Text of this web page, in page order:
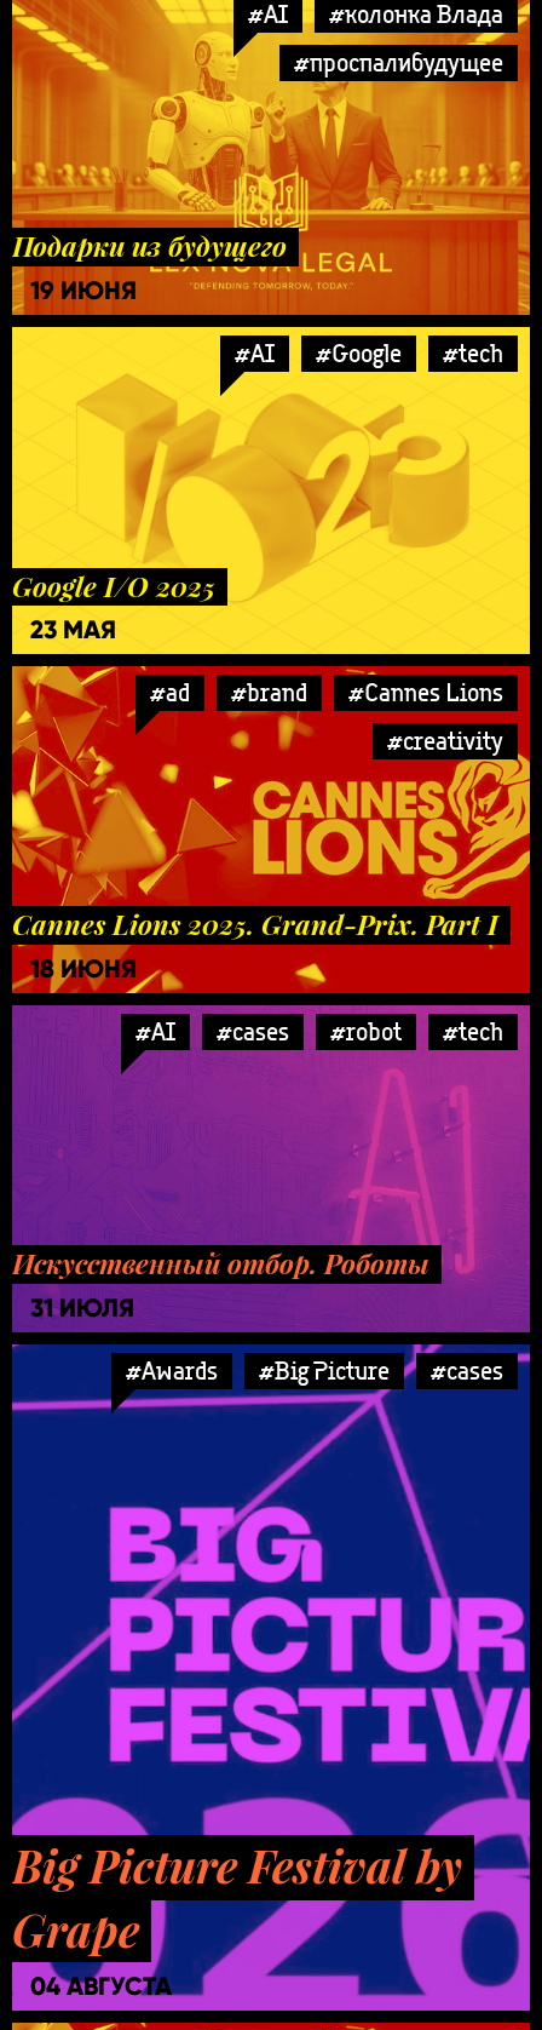
#AI
#колонка Влада
#проспалибудущее
Подарки из будущего
19 ИЮНЯ
#AI #Google #tech
Google I/O 2025
23 МАЯ
#ad #brand
#Cannes Lions
#creativity
Cannes Lions 2025. Grand-Prix. Part I
18 ИЮНЯ
#AI #cases #robot #tech
Искусственный отбор. Роботы
31 ИЮЛЯ
#Awards #Big Picture #cases
Big Picture Festival by
Grape
04 АВГУСТА